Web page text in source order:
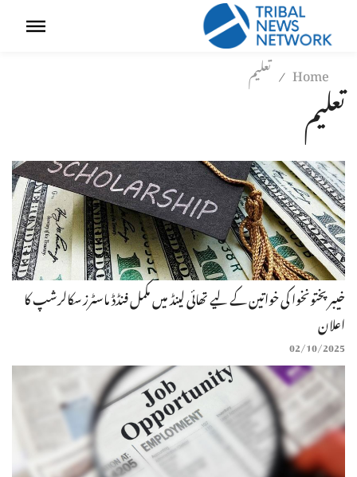
تعلیم Home
/
تعلیم
خیبرپختونخوا کی خواتین کے لیے تھائی لینڈ میں مکمل فنڈڈ ماسٹرز سکالرشپ کا
اعلان
02/10/2025